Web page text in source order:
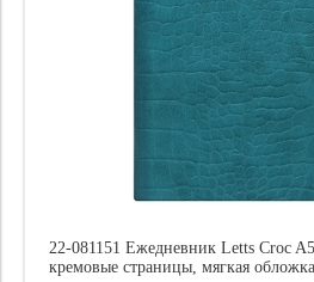
22-081151 Ежедневник Letts Croc
кремовые страницы, мягкая